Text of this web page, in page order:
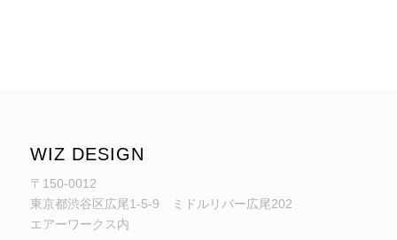
WIZ DESIGN
〒150-0012
東京都渋谷区広尾1-5-9 ミドルリバー広尾202
エアーワークス内